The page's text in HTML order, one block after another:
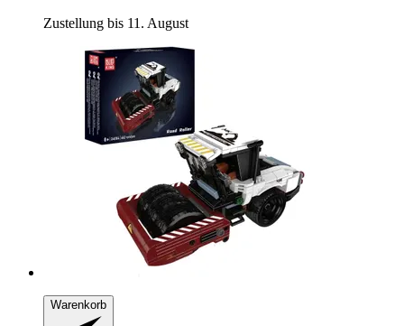
Zustellung bis 11. August
Warenkorb